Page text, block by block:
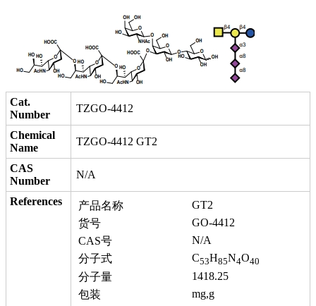
Cat.
Number
TZGO-4412
Chemical
Name
TZGO-4412 GT2
CAS
Number
N/A
References 产品名称
GT2
货号
GO-4412
CAS号
N/A
分子式
C53H85N4O40
分子量
1418.25
包装
mg,g